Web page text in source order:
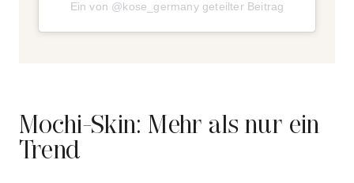
Ein von @kose_germany geteilter Beitrag
Mochi-Skin: Mehr als nur ein
Trend